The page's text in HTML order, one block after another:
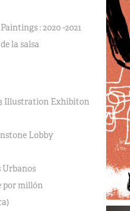
: 2020 -2021
la salsa
Illustration Exhibiton
Lobby
Urbanos
por millón